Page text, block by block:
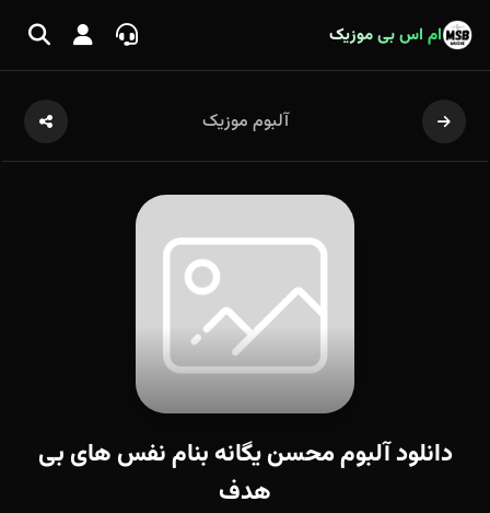
ام اس بی موزیک
آلبوم موزیک
دانلود آلبوم محسن یگانه بنام نفس های بی
هدف